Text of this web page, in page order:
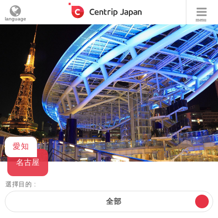
menu
language
愛知
名古屋
選擇目的 :
全部